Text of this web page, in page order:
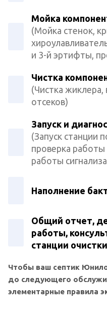
Мойка
(Мойка стенок,
и 3-й эртифты,
Чистка
(Чистка
отсеков)
Запуск и
(Запуск станции
проверка работы
работы
Наполнение
Общий отчет,
работы,
станции очистки
Чтобы ваш септик
до следующего
элементарные правила